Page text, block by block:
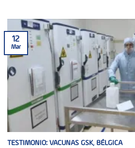
TESTIMONIO: VACUNAS GSK, BÉLGICA
12
Mar